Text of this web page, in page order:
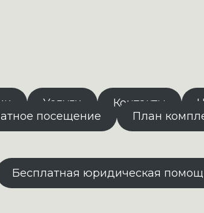
Услуги Контакты
посещение
План
Бесплатная юридическая